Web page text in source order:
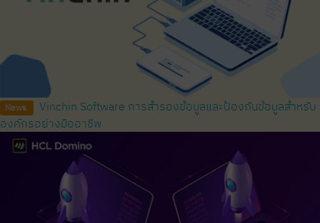
News
Vinchin Software การสำรองข้อมูลและป้องกันข้อมูลสำหรับ
องค์กรอย่างมืออาชีพ